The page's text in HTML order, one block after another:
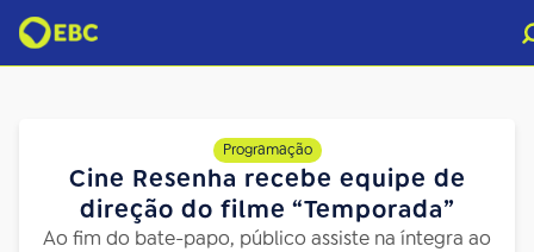
Programação
Cine Resenha recebe equipe de
direção do filme “Temporada”
Ao fim do bate-papo, público assiste na íntegra ao